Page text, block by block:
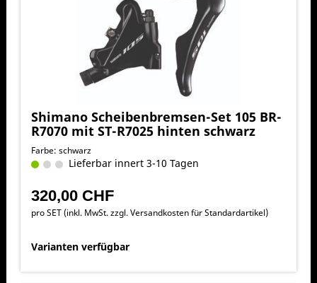
Shimano Scheibenbremsen-Set 105 BR-
R7070 mit ST-R7025 hinten schwarz
Farbe: schwarz
Lieferbar innert 3-10 Tagen
320,00 CHF
pro SET (inkl. MwSt. zzgl.Versandkosten für Standardartikel)
Varianten verfügbar